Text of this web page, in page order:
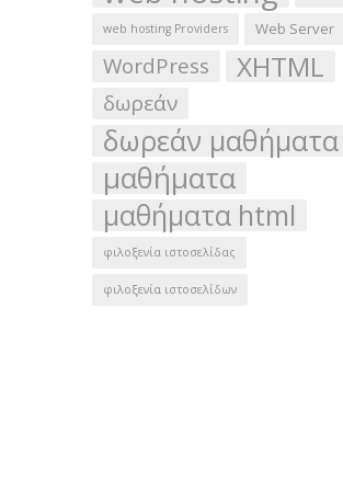
web hosting Providers Web Server
WordPress XHTML
δωρεάν
δωρεάν μαθήματα
μαθήματα
μαθήματα html
φιλοξενία ιστοσελίδας
φιλοξενία ιστοσελίδων